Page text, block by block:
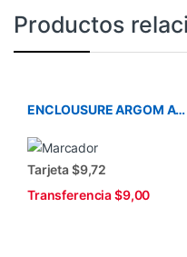
Productos
ENCLOUSURE ARGOM AC-1032 2.5 sata
Tarjeta $9,72
Transferencia $9,00